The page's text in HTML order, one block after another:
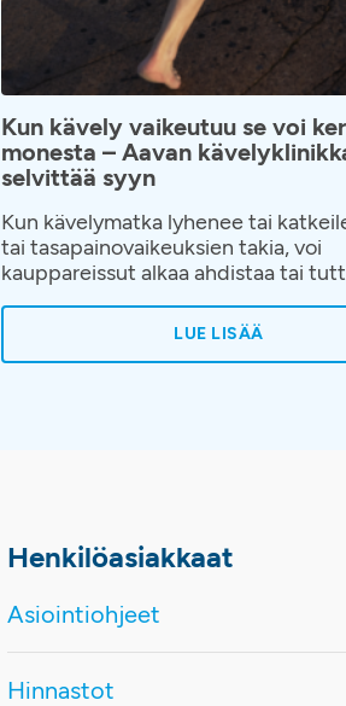
Kun kävely vaikeutuu se voi
monesta – Aavan
selvittää syyn
Kun kävelymatka lyhenee tai
tai tasapainovaikeuksien takia, voi
kauppareissut alkaa ahdistaa tai
alkaa pienentyä hiljalleen ja kävelyn
LUE LISÄÄ
Henkilöasiakkaat
Asiointiohjeet
Hinnastot